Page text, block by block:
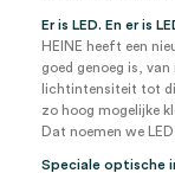
Er is LED. En er is
HEINE heeft een
goed genoeg is,
lichtintensiteit tot
zo hoog mogelijke
Dat noemen we
Speciale optische